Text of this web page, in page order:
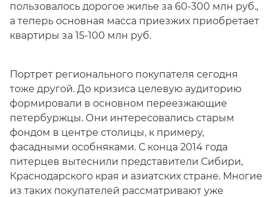
пользовалось дорогое жилье за 60-300 млн руб.,
а теперь основная масса приезжих приобретает
квартиры за 15-100 млн руб.
Портрет регионального покупателя сегодня
тоже другой. До кризиса целевую аудиторию
формировали в основном переезжающие
петербуржцы. Они интересовались старым
фондом в центре столицы, к примеру,
фасадными особняками. С конца 2014 года
питерцев вытеснили представители Сибири,
Краснодарского края и азиатских стране. Многие
из таких покупателей рассматривают уже